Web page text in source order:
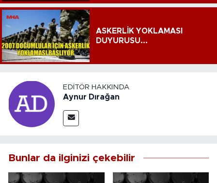
ASKERLİK YOKLAMASI
DUYURUSU...
EDITÖR HAKKINDA
Aynur Dırağan
Bunlar da ilginizi çekebilir